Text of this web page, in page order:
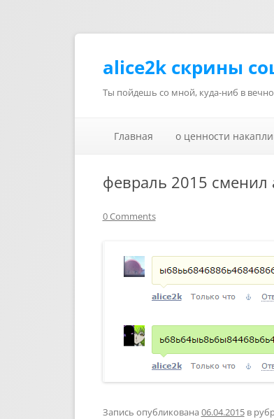
alice2k скрины
Ты пойдешь со мной, куда-ниб в
Главная
о ценности
февраль 2015 сменил
0 Comments
Запись опубликована 06.04.2015в